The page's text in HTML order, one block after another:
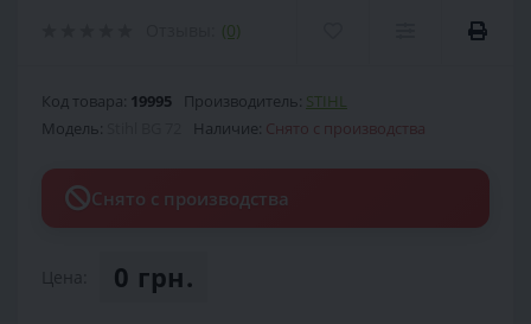
(0)
Код товара: 19995 Производитель: STIHL
Модель:
Наличие: Снято с производства
Снято с производства
0 грн.